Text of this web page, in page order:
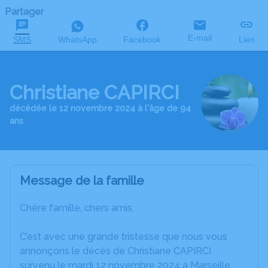
Partager
SMS WhatsApp Facebook E-mail Lien
Christiane CAPIRCI
décédée le 12 novembre 2024 à l'âge de 94
ans
Message de la famille
Chère famille, chers amis,
C’est avec une grande tristesse que nous vous
annonçons le décès de Christiane CAPIRCI
survenu le mardi 12 novembre 2024 à Marseille.